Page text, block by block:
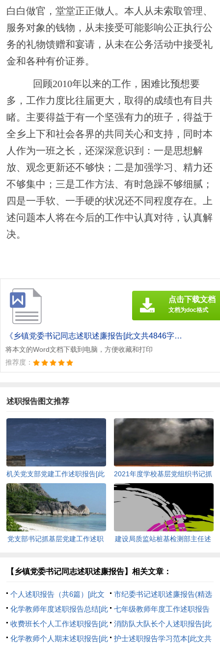
白白做官，堂堂正正做人。本人从未索取管理、
服务对象的钱物，从未接受可能影响公正执行公
务的礼物馈赠和宴请，从未在公务活动中接受礼
金和各种有价证券。
回顾2010年以来的工作，困难比预想要
多，工作力度比往届更大，取得的成绩也有目共
睹。主要得益于有一个坚强有力的班子 ，得益于
全乡上下和社会各界的共同关心和支持，同时本
人作为一班之长，还深深意识到：一是思想解
放、观念更新还不够快；二是加强学习、精力还
不够集中；三是工作方法、有时急躁不够细腻；
四是一手软、一手硬的状况还不同程度存在。上
述问题本人将在今后的工作中认真对待，认真解
决。
《乡镇党委书记同志述职述廉报告[此文共4846字].doc》
将本文的Word文档下载到电脑，方便收藏和打印
推荐度：
点击下载文档
文档为doc格式
述职报告图文推荐
机关党支部党建工作述职报告[此
文共1841字]
2021年度学校基层党组织书记抓
基层党建工作总结[此文共2245
字]
党支部书记抓基层党建工作述职
建设局质监站桩基检测部主任述
【乡镇党委书记同志述职述廉报告】相关文章：
个人述职报告（共6篇）[此文
共10651字]
市纪委书记述职述廉报告(精选
多篇)[此文共20748字]
化学教师年度述职报告总结[此
文共7067字]
七年级教师年度工作述职报告
[此文共7820字]
收费班长个人工作述职报告[此
文共6990字]
消防队大队长个人述职报告[此
文共1823字]
化学教师个人期末述职报告[此 护士述职报告学习范本[此文共